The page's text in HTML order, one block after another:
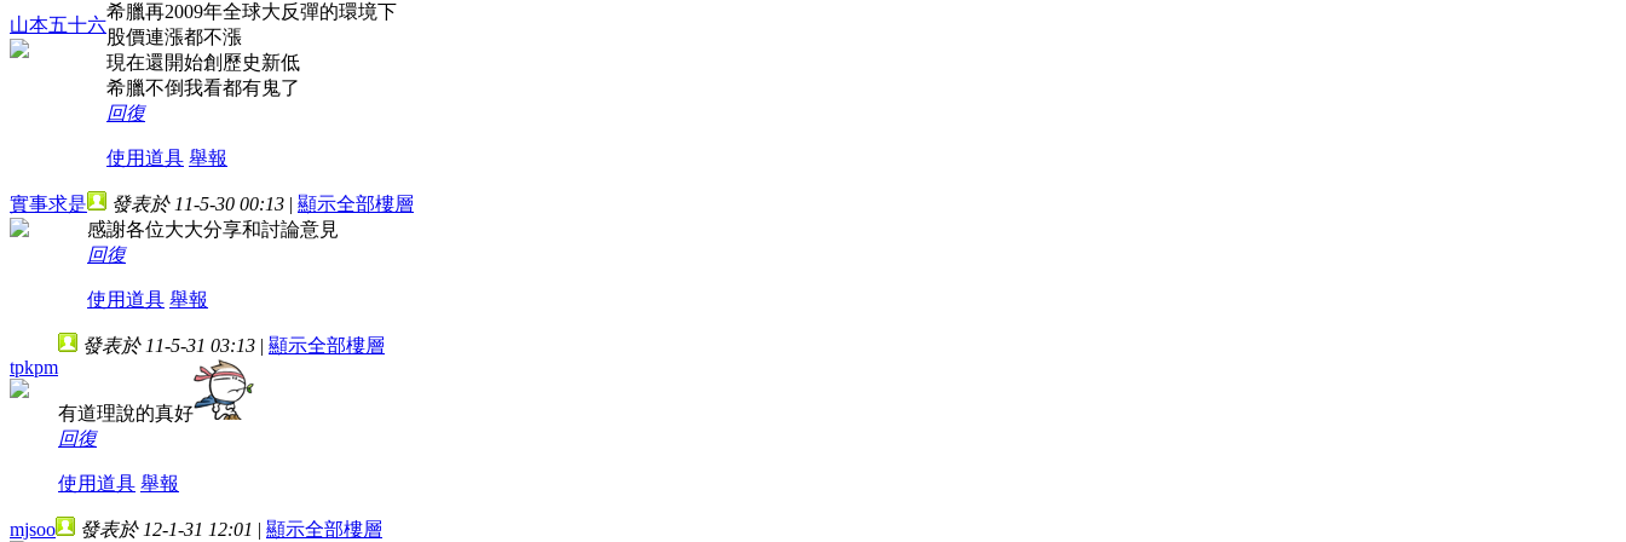
山本五十六
希臘再2009年全球大反彈的環境下
股價連漲都不漲
現在還開始創歷史新低
希臘不倒我看都有鬼了
回復
使用道具 舉報
實事求是 發表於 11-5-30 00:13 | 顯示全部樓層
感謝各位大大分享和討論意見
回復
使用道具 舉報
tpkpm
發表於 11-5-31 03:13 | 顯示全部樓層
有道理說的真好
回復
使用道具 舉報
mjsoo 發表於 12-1-31 12:01 | 顯示全部樓層